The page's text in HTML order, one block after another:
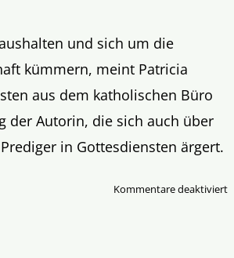
und sich um die
kümmern, meint Patricia
aus dem katholischen Büro
der Autorin, die sich auch über
in Gottesdiensten ärgert.
Kommentare deaktiviertfür